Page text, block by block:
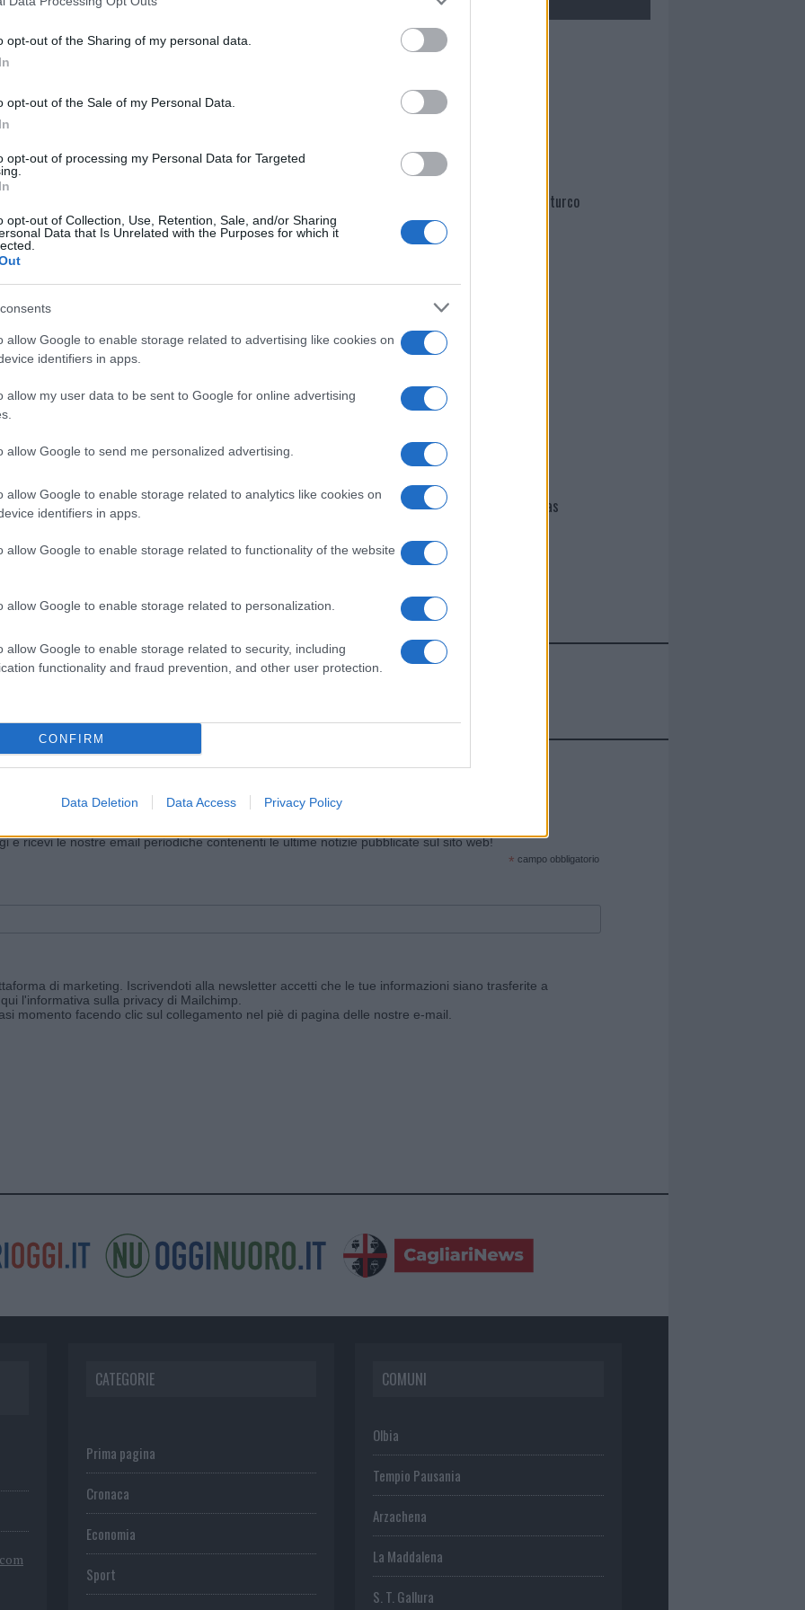
opt-out of the Sharing of my personal data.
opt-out of the Sale of my Personal Data.
opt-out of processing my Personal Data for Targeted
opt-out of Collection, Use, Retention, Sale, and/or Sharing
Data that Is Unrelated with the Purposes for which it
allow Google to enable storage related to advertising like cookies on
identifiers in apps.
allow my user data to be sent to Google for online advertising
allow Google to send me personalized advertising.
allow Google to enable storage related to analytics like cookies on
identifiers in apps.
allow Google to enable storage related to functionality of the website
allow Google to enable storage related to personalization.
allow Google to enable storage related to security, including
functionality and fraud prevention, and other user protection.
CONFIRM
Data Deletion Data Access Privacy Policy
nella sezioneLogin
Bollettino Covid Sardegna
i tuoi video e le tue foto
+39 345 356 7512
di GalluraOggi.it
news daGoogle News
Mario Malu
Martina Agostina Diturco
I nostri cari
Giovannimaria Cabras
e ricevi le nostre email periodiche contenenti le ultime notizie pubblicate sul sito web!
* campo obbligatorio
di marketing. Iscrivendoti alla newsletter accetti che le tue informazioni siano trasferite a
l'informativa sulla privacy di Mailchimp
momento facendo clic sul collegamento nel piè di pagina delle nostre e-mail.
CATEGORIE
Prima pagina
Cronaca
Economia
Sport
COMUNI
Olbia
Tempio Pausania
Arzachena
La Maddalena
S. T. Gallura